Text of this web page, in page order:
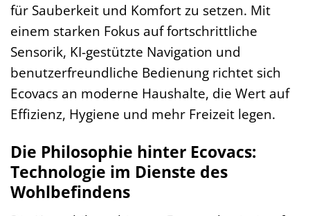
für Sauberkeit und Komfort zu setzen. Mit
einem starken Fokus auf fortschrittliche
Sensorik, KI-gestützte Navigation und
benutzerfreundliche Bedienung richtet sich
Ecovacs an moderne Haushalte, die Wert auf
Effizienz, Hygiene und mehr Freizeit legen.
Die Philosophie hinter Ecovacs:
Technologie im Dienste des
Wohlbefindens